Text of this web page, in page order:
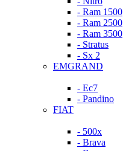
- Ram 1500
- Ram 2500
- Ram 3500
- Stratus
- Sx 2
EMGRAND
- Ec7
- Pandino
FIAT
- 500x
- Brava